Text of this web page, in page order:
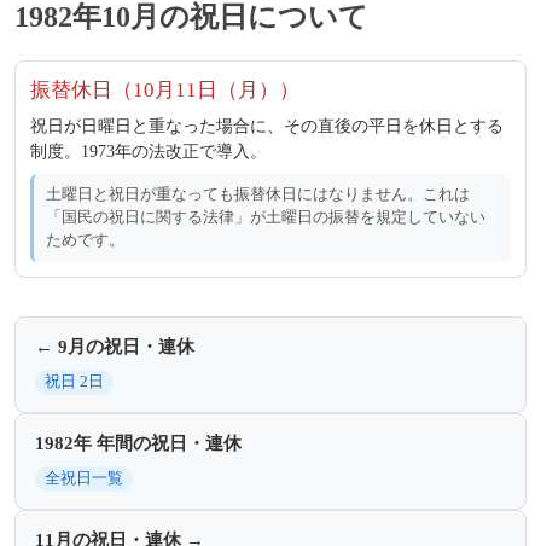
1982年10月の祝日について
振替休日（10月11日（月））
祝日が日曜日と重なった場合に、その直後の平日を休日とする
制度。1973年の法改正で導入。
土曜日と祝日が重なっても振替休日にはなりません。これは
「国民の祝日に関する法律」が土曜日の振替を規定していない
ためです。
← 9月の祝日・連休
祝日 2日
1982年 年間の祝日・連休
全祝日一覧
11月の祝日・連休 →